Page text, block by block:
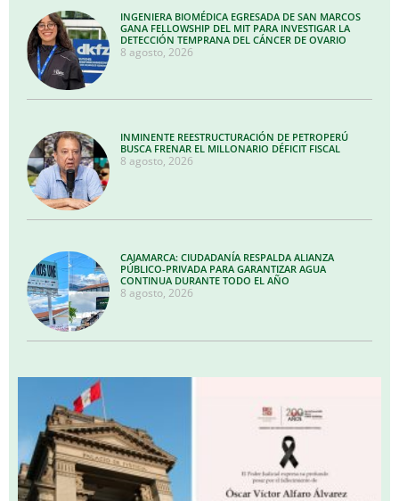
INGENIERA BIOMÉDICA EGRESADA DE SAN MARCOS
GANA FELLOWSHIP DEL MIT PARA INVESTIGAR LA
DETECCIÓN TEMPRANA DEL CÁNCER DE OVARIO
8 agosto, 2026
INMINENTE REESTRUCTURACIÓN DE PETROPERÚ
BUSCA FRENAR EL MILLONARIO DÉFICIT FISCAL
8 agosto, 2026
CAJAMARCA: CIUDADANÍA RESPALDA ALIANZA
PÚBLICO-PRIVADA PARA GARANTIZAR AGUA
CONTINUA DURANTE TODO EL AÑO
8 agosto, 2026